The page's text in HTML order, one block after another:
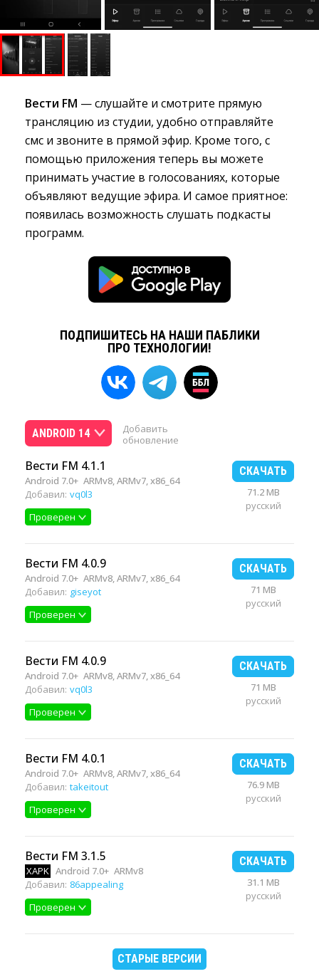
Вести FM — слушайте и смотрите прямую
трансляцию из студии, удобно отправляйте
смс и звоните в прямой эфир. Кроме того, с
помощью приложения теперь вы можете
принимать участие в голосованиях, которые
объявляют ведущие эфира. И самое приятное:
появилась возможность слушать подкасты
программ.
ПОДПИШИТЕСЬ НА НАШИ ПАБЛИКИ
ПРО ТЕХНОЛОГИИ!
ANDROID 14
Добавить
обновление
Вести FM 4.1.1
Android 7.0+ ARMv8, ARMv7, x86_64
Добавил: vq0l3
Проверен
СКАЧАТЬ
71.2 MB
русский
Вести FM 4.0.9
Android 7.0+ ARMv8, ARMv7, x86_64
Добавил: giseyot
Проверен
СКАЧАТЬ
71 MB
русский
Вести FM 4.0.9
Android 7.0+ ARMv8, ARMv7, x86_64
Добавил: vq0l3
Проверен
СКАЧАТЬ
71 MB
русский
Вести FM 4.0.1
Android 7.0+ ARMv8, ARMv7, x86_64
Добавил: takeitout
Проверен
СКАЧАТЬ
76.9 MB
русский
Вести FM 3.1.5
XAPK Android 7.0+ ARMv8
Добавил: 86appealing
Проверен
СКАЧАТЬ
31.1 MB
русский
СТАРЫЕ ВЕРСИИ